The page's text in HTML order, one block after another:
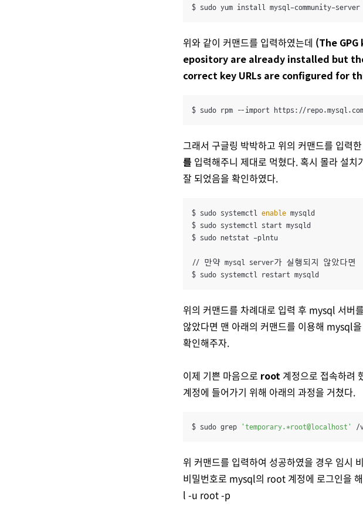
$ sudo yum install mysql-community-server
위와 같이 커맨드를 입력하였는데 (The
epository are already installed but
correct key URLs are configured for
$ sudo rpm --import https://repo.mysql.com/
그래서 구글링 박박하고 위의 커맨드를 입력
를 입력해주니 제대로 먹혔다. 혹시 몰라 설치
잘 되었음을 확인하였다.
$ sudo systemctl enable mysqld
$ sudo systemctl start mysqld
$ sudo netstat -plntu
// 만약 mysql server가 실행되지 않았다면
$ sudo systemctl restart mysqld
위의 커맨드를 차례대로 입력 후 mysql 서버
않았다면 맨 아래의 커맨드를 이용해 mysql
확인해주자.
이제 기쁜 마음으로 root 계정으로 접속하려
계정에 들어가기 위해 아래의 과정을 거쳤다.
$ sudo grep 'temporary.*root@localhost' /
위 커맨드를 입력하여 성공하였을 경우 임시
비밀번호로 mysql의 root 계정에 로그인을
l -u root -p